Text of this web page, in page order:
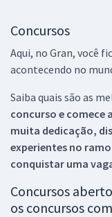
Concursos
Aqui, no Gran, você
acontecendo no
Saiba quais são as
concurso e comece
muita dedicação,
experientes no
conquistar uma
Concursos
os concursos